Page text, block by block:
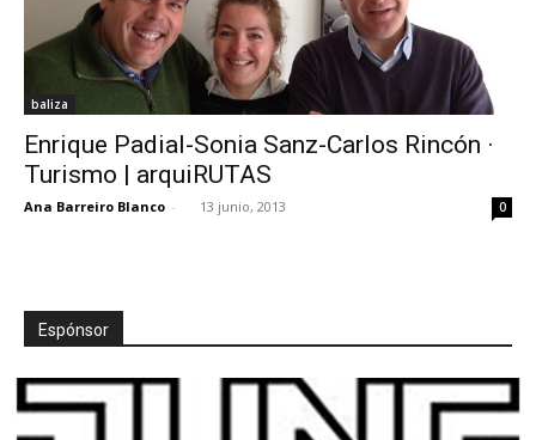
baliza
Enrique Padial-Sonia Sanz-Carlos Rincón ·
Turismo | arquiRUTAS
Ana Barreiro Blanco - 13 junio, 2013 0
Espónsor